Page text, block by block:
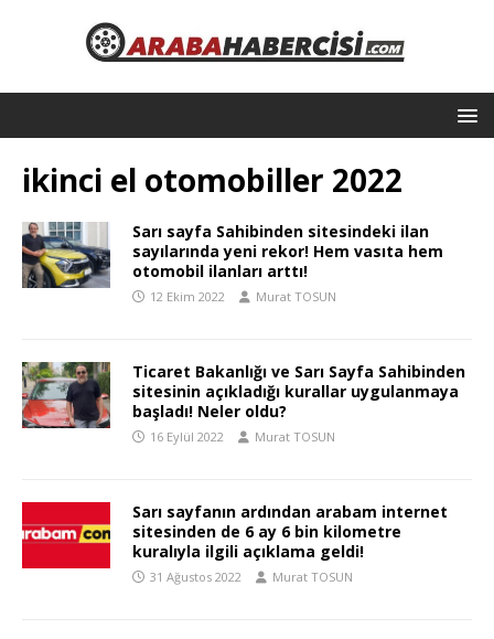
ikinci el otomobiller 2022
Sarı sayfa Sahibinden sitesindeki ilan
sayılarında yeni rekor! Hem vasıta hem
otomobil ilanları arttı!
12 Ekim 2022 Murat TOSUN
Ticaret Bakanlığı ve Sarı Sayfa Sahibinden
sitesinin açıkladığı kurallar uygulanmaya
başladı! Neler oldu?
16 Eylül 2022 Murat TOSUN
Sarı sayfanın ardından arabam internet
sitesinden de 6 ay 6 bin kilometre
kuralıyla ilgili açıklama geldi!
31 Ağustos 2022 Murat TOSUN